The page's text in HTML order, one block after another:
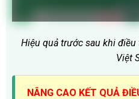
Hiệu quả trước sau khi
Việt
NÂNG CAO KẾT QUẢ